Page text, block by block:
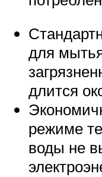
для
длится
режиме
воды не